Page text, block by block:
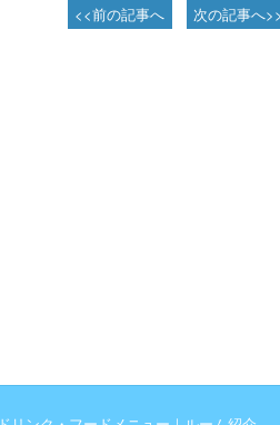
<<前の記事へ 次の記事へ